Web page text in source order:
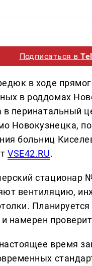
Подписаться в
в ходе
в роддомах
перинатальный
Новокузнецка,
больниц
VSE42.RU.
стационар
вентиляцию,
и намерен
время